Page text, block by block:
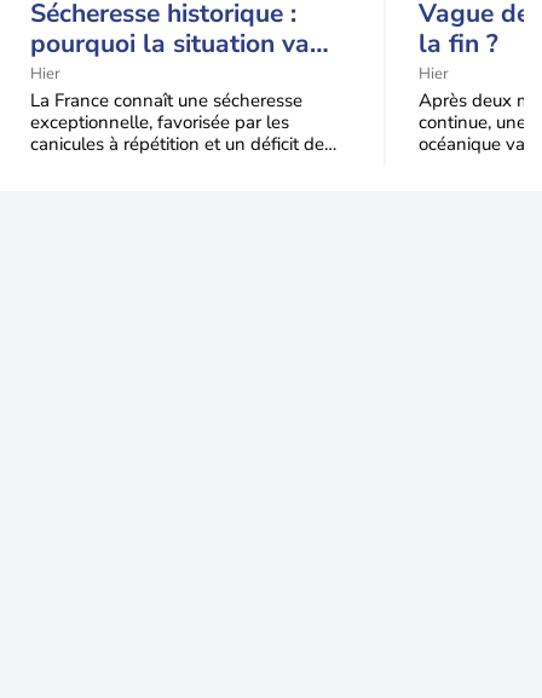
Sécheresse historique :
pourquoi la situation va
encore s'aggraver jusqu'à
la mi-août
Hier
La France connaît une sécheresse
exceptionnelle, favorisée par les
canicules à répétition et un déficit de
Vague de
la fin ?
Hier
Après deux
continue, une
océanique va